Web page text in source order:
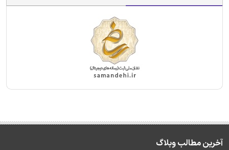
آخرین مطالب وبلاگ